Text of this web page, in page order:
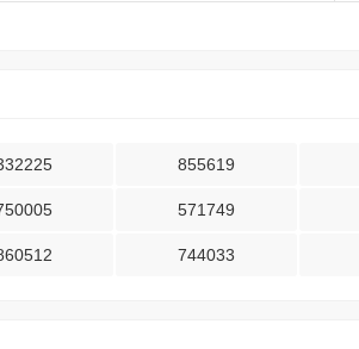
855619
571749
744033